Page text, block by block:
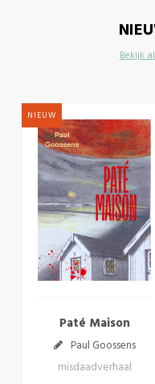
Bekijk
NIEUW
Paté Maison
Paul Goossens
misdaadverhaal